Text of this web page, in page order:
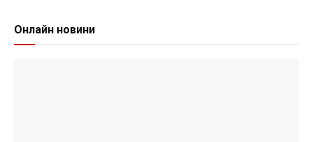
Онлайн новини